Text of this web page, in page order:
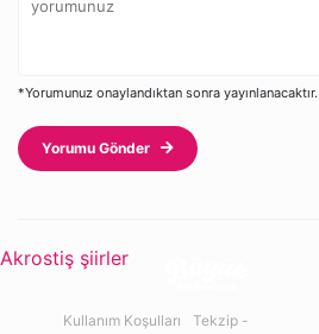
*Yorumunuz onaylandıktan sonra yayınlanacaktır.
Yorumu Gönder
Akrostiş şiirler
Kullanım Koşulları Tekzip -